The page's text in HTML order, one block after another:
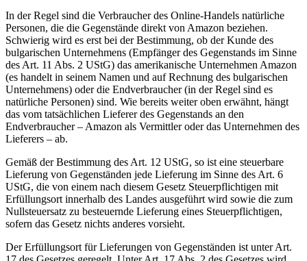
In der Regel sind die Verbraucher des Online-Handels natürliche
Personen, die die Gegenstände direkt von Amazon beziehen.
Schwierig wird es erst bei der Bestimmung, ob der Kunde des
bulgarischen Unternehmens (Empfänger des Gegenstands im Sinne
des Art. 11 Abs. 2 UStG) das amerikanische Unternehmen Amazon
(es handelt in seinem Namen und auf Rechnung des bulgarischen
Unternehmens) oder die Endverbraucher (in der Regel sind es
natürliche Personen) sind. Wie bereits weiter oben erwähnt, hängt
das vom tatsächlichen Lieferer des Gegenstands an den
Endverbraucher – Amazon als Vermittler oder das Unternehmen des
Lieferers – ab.
Gemäß der Bestimmung des Art. 12 UStG, so ist eine steuerbare
Lieferung von Gegenständen jede Lieferung im Sinne des Art. 6
UStG, die von einem nach diesem Gesetz Steuerpflichtigen mit
Erfüllungsort innerhalb des Landes ausgeführt wird sowie die zum
Nullsteuersatz zu besteuernde Lieferung eines Steuerpflichtigen,
sofern das Gesetz nichts anderes vorsieht.
Der Erfüllungsort für Lieferungen von Gegenständen ist unter Art.